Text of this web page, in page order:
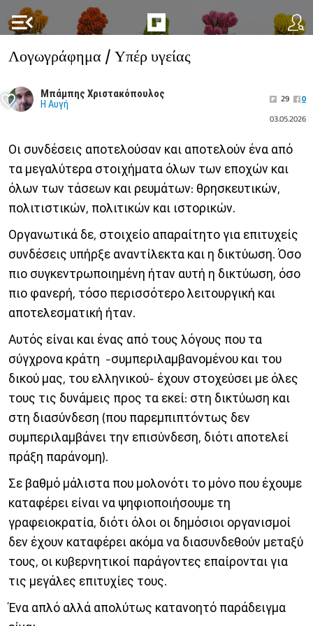
menu_open
Λογωγράφημα / Υπέρ υγείας
Μπάμπης Χριστακόπουλος
Η Αυγή 29
0
03.05.2026
Οι συνδέσεις αποτελούσαν και αποτελούν ένα από
τα μεγαλύτερα στοιχήματα όλων των εποχών και
όλων των τάσεων και ρευμάτων: θρησκευτικών,
πολιτιστικών, πολιτικών και ιστορικών.
Οργανωτικά δε, στοιχείο απαραίτητο για επιτυχείς
συνδέσεις υπήρξε αναντίλεκτα και η δικτύωση. Όσο
πιο συγκεντρωποιημένη ήταν αυτή η δικτύωση, όσο
πιο φανερή, τόσο περισσότερο λειτουργική και
αποτελεσματική ήταν.
Αυτός είναι και ένας από τους λόγους που τα
σύγχρονα κράτη -συμπεριλαμβανομένου και του
δικού μας, του ελληνικού- έχουν στοχεύσει με όλες
τους τις δυνάμεις προς τα εκεί: στη δικτύωση και
στη διασύνδεση (που παρεμπιπτόντως δεν
συμπεριλαμβάνει την επισύνδεση, διότι αποτελεί
πράξη παράνομη).
Σε βαθμό μάλιστα που μολονότι το μόνο που έχουμε
καταφέρει είναι να ψηφιοποιήσουμε τη
γραφειοκρατία, διότι όλοι οι δημόσιοι οργανισμοί
δεν έχουν καταφέρει ακόμα να διασυνδεθούν μεταξύ
τους, οι κυβερνητικοί παράγοντες επαίρονται για
τις μεγάλες επιτυχίες τους.
Ένα απλό αλλά απολύτως κατανοητό παράδειγμα